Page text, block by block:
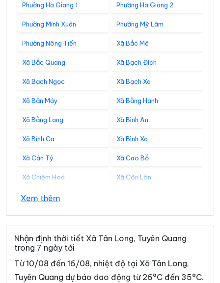
Phường Hà Giang 1 Phường Hà Giang 2
Phường Minh Xuân Phường Mỹ Lâm
Phường Nông Tiến Xã Bắc Mê
Xã Bắc Quang Xã Bạch Đích
Xã Bạch Ngọc Xã Bạch Xa
Xã Bản Máy Xã Bằng Hành
Xã Bằng Lang Xã Bình An
Xã Bình Ca Xã Bình Xa
Xã Cán Tỷ Xã Cao Bồ
Xã Chiêm Hoá Xã Côn Lôn
Xã Đồng Tâm
Xã Đồng Văn Xã Đồng Yên
Xã Du Già Xã Đường Hồng
Xã Đường Thượng
Xã Hàm Yên Xã Hồ Thầu
Xem thêm
Nhận định thời tiết Xã Tân Long, Tuyên Quang
trong 7 ngày tới
Từ 10/08 đến 16/08, nhiệt độ tại Xã Tân Long,
Tuyên Quang dự báo dao động từ 26°C đến 35°C.